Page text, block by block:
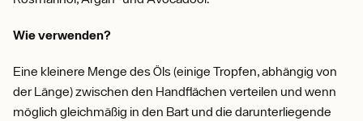
Wie verwenden?
Eine kleinere Menge des Öls (einige Tropfen, abhängig von
der Länge) zwischen den Handflächen verteilen und wenn
möglich gleichmäßig in den Bart und die darunterliegende